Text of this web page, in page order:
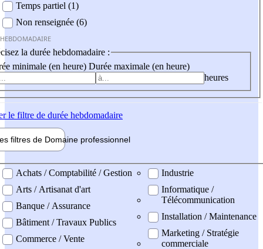
Temps partiel (1)
Non renseignée (6)
la durée hebdomadaire :
minimale (en heure) Durée maximale (en heure)
heures
le filtre de durée hebdomadaire
filtres de Domaine professionnel
professionel
Achats / Comptabilité / Gestion
Arts / Artisanat d'art
Banque / Assurance
Bâtiment / Travaux Publics
Commerce / Vente
Industrie
Informatique /
Télécommunication
Installation / Maintenance
Marketing / Stratégie
commerciale